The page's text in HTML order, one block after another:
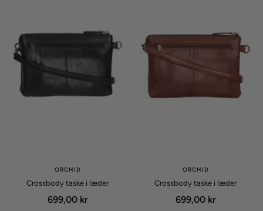
ORCHID
Crossbody taske i læder
Udsalgspris
699,00 kr
ORCHID
Crossbody taske i læder
Udsalgspris
699,00 kr